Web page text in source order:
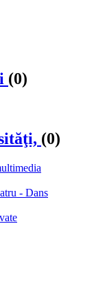
(0)
(0)
- Dans